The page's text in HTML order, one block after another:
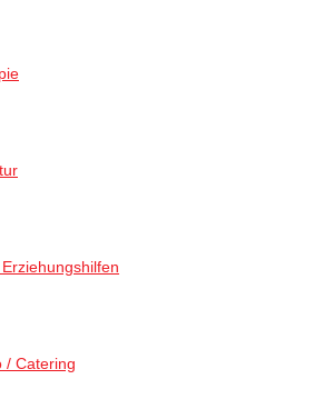
/ Catering